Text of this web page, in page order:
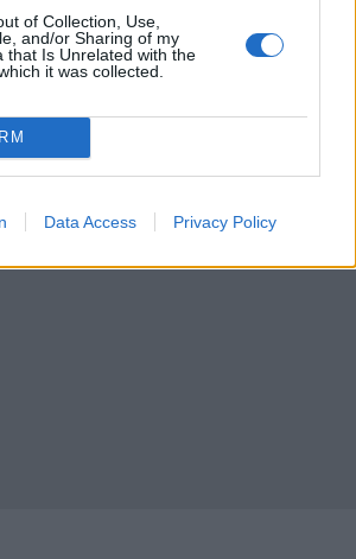
of Collection, Use,
and/or Sharing of my
that Is Unrelated with the
it was collected.
Data Access Privacy Policy
33
17
37
18
21
19